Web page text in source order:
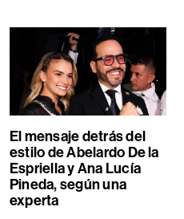
El mensaje detrás del
estilo de Abelardo De la
Espriella y Ana Lucía
Pineda, según una
experta